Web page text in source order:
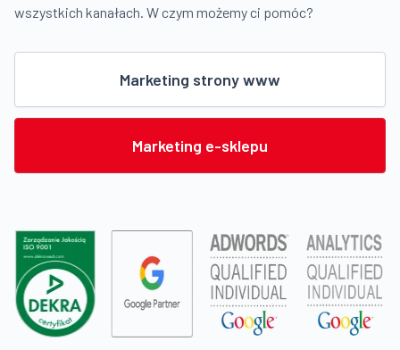
wszystkich kanałach. W czym możemy ci pomóc?
Marketing strony www
Marketing e-sklepu